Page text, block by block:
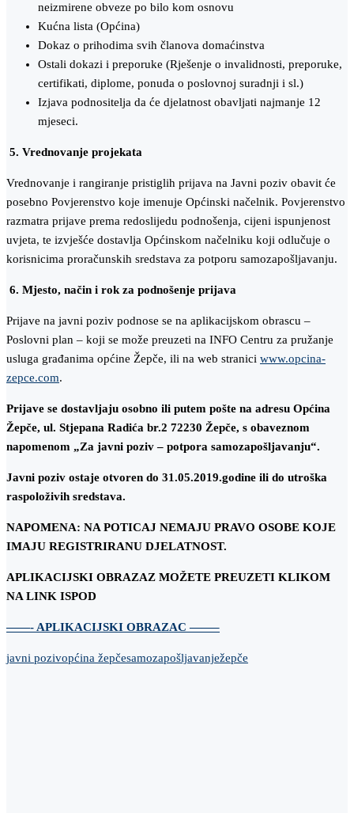
neizmirene obveze po bilo kom osnovu
Kućna lista (Općina)
Dokaz o prihodima svih članova domaćinstva
Ostali dokazi i preporuke (Rješenje o invalidnosti, preporuke,
certifikati, diplome, ponuda o poslovnoj suradnji i sl.)
Izjava podnositelja da će djelatnost obavljati najmanje 12
mjeseci.
5. Vrednovanje projekata
Vrednovanje i rangiranje pristiglih prijava na Javni poziv obavit će
posebno Povjerenstvo koje imenuje Općinski načelnik. Povjerenstvo
razmatra prijave prema redoslijedu podnošenja, cijeni ispunjenost
uvjeta, te izvješće dostavlja Općinskom načelniku koji odlučuje o
korisnicima proračunskih sredstava za potporu samozapošljavanju.
6. Mjesto, način i rok za podnošenje prijava
Prijave na javni poziv podnose se na aplikacijskom obrascu –
Poslovni plan – koji se može preuzeti na INFO Centru za pružanje
usluga građanima općine Žepče, ili na web stranici www.opcina-
zepce.com.
Prijave se dostavljaju osobno ili putem pošte na adresu Općina
Žepče, ul. Stjepana Radića br.2 72230 Žepče, s obaveznom
napomenom „Za javni poziv – potpora samozapošljavanju“.
Javni poziv ostaje otvoren do 31.05.2019.godine ili do utroška
raspoloživih sredstava.
NAPOMENA: NA POTICAJ NEMAJU PRAVO OSOBE KOJE
IMAJU REGISTRIRANU DJELATNOST.
APLIKACIJSKI OBRAZAZ MOŽETE PREUZETI KLIKOM
NA LINK ISPOD
——- APLIKACIJSKI OBRAZAC ——–
javni pozivopćina žepčesamozapošljavanježepče